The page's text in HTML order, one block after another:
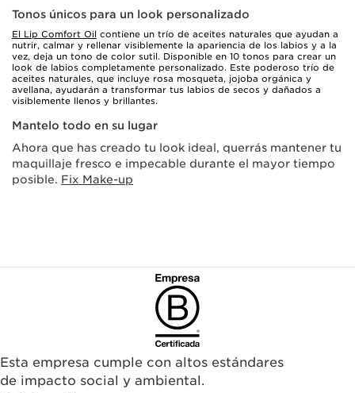
Tonos únicos para un look personalizado
El Lip Comfort Oil contiene un trío de aceites naturales que ayudan a
nutrir, calmar y rellenar visiblemente la apariencia de los labios y a la
vez, deja un tono de color sutil. Disponible en 10 tonos para crear un
look de labios completamente personalizado. Este poderoso trío de
aceites naturales, que incluye rosa mosqueta, jojoba orgánica y
avellana, ayudarán a transformar tus labios de secos y dañados a
visiblemente llenos y brillantes.
Mantelo todo en su lugar
Ahora que has creado tu look ideal, querrás mantener tu
maquillaje fresco e impecable durante el mayor tiempo
posible. Fix Make-up
Esta empresa cumple con altos estándares
de impacto social y ambiental.